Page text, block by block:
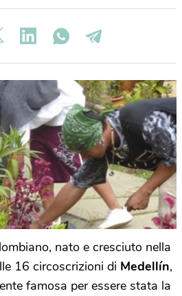
nato e cresciuto nella
16 circoscrizioni di Medellín,
famosa per essere stata la